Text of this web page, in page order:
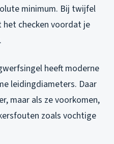
minimum. Bij twijfel
checken voordat je
heeft moderne
leidingdiameters. Daar
maar als ze voorkomen,
zoals vochtige